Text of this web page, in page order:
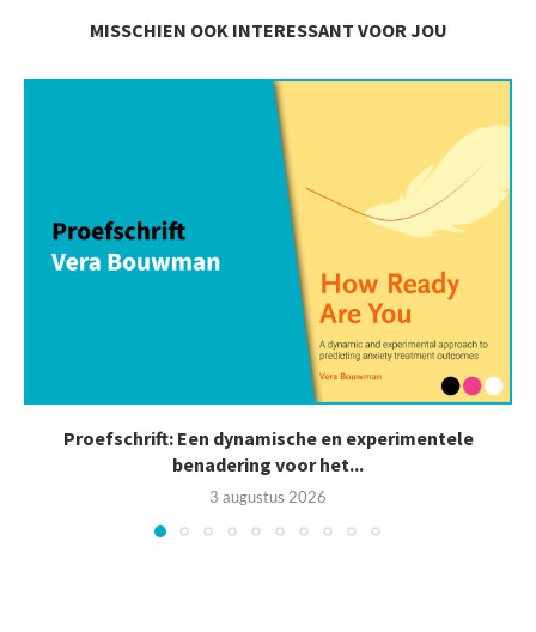
MISSCHIEN OOK INTERESSANT VOOR JOU
Proefschrift: Een dynamische en experimentele
benadering voor het...
3 augustus 2026